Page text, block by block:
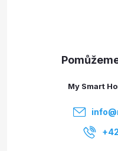
My Smart
info@